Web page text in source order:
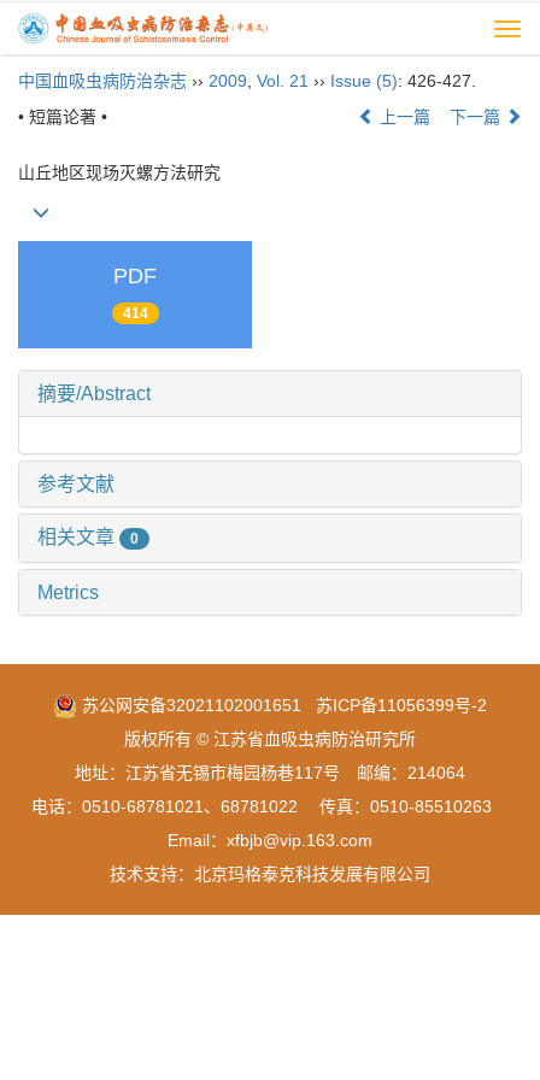
中国血吸虫病防治杂志 ›› 2009 Vol. 21 ›› Issue (5): 426-427.
• 短篇论著 •
上一篇 下一篇
山丘地区现场灭螺方法研究
PDF
414
摘要/Abstract
参考文献
相关文章 0
Metrics
苏公网安备32021102001651
苏ICP备11056399号-2
版权所有 © 江苏省血吸虫病防治研究所
地址：江苏省无锡市梅园杨巷117号 邮编：214064
电话：0510-68781021、68781022 传真：0510-85510263
Email：xfbjb@vip.163.com
技术支持： 北京玛格泰克科技发展有限公司